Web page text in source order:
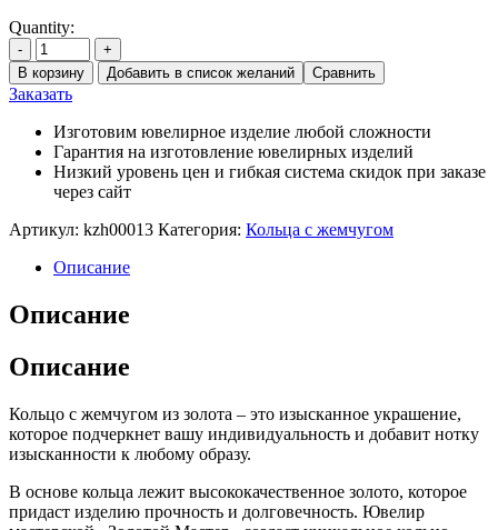
Quantity:
-
+
В корзину
Добавить в список желаний Сравнить
Заказать
Изготовим ювелирное изделие любой сложности
Гарантия на изготовление ювелирных изделий
Низкий уровень цен и гибкая система скидок при заказе
через сайт
Артикул: kzh00013 Категория: Кольца с жемчугом
Описание
Описание
Описание
Кольцо с жемчугом из золота – это изысканное украшение,
которое подчеркнет вашу индивидуальность и добавит нотку
изысканности к любому образу.
В основе кольца лежит высококачественное золото, которое
придаст изделию прочность и долговечность. Ювелир